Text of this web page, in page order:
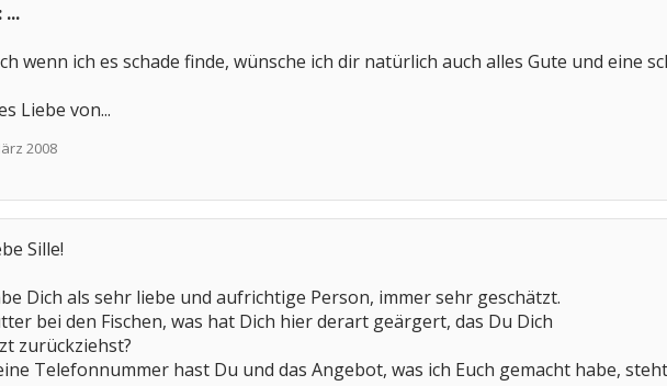
...
wenn ich es schade finde, wünsche ich dir natürlich auch alles Gute und eine
Liebe von...
2008
Sille!
Dich als sehr liebe und aufrichtige Person, immer sehr geschätzt.
bei den Fischen, was hat Dich hier derart geärgert, das Du Dich
zurückziehst?
Telefonnummer hast Du und das Angebot, was ich Euch gemacht habe,